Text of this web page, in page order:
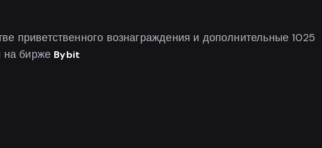
приветственного вознаграждения и дополнительные 1025
на бирже Bybit